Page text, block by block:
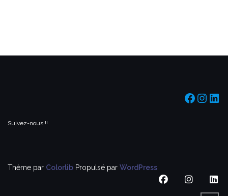
Suivez-nous !!
Thème par Colorlib Propulsé par WordPress